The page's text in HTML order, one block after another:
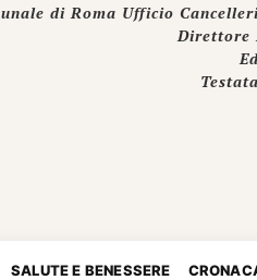
di Roma Ufficio
Direttore
SALUTE E BENESSERE